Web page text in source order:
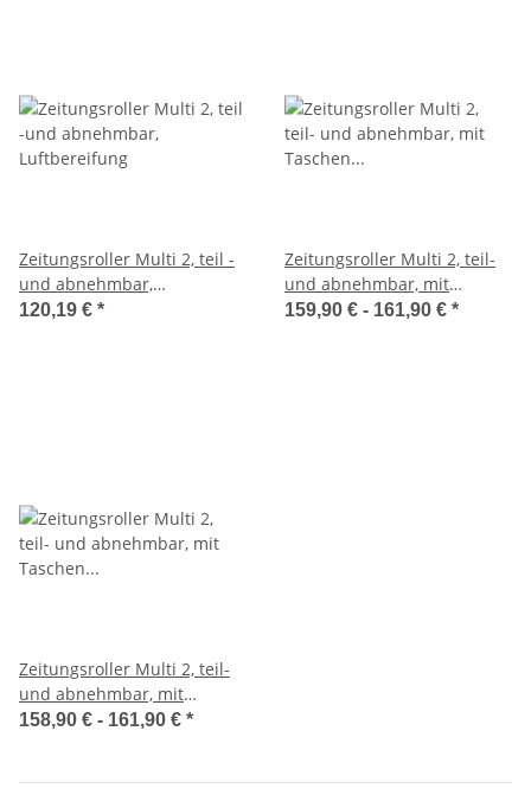
Zeitungsroller Multi 2, teil -
und abnehmbar,
Luftbereifung
120,19 € *
Zeitungsroller Multi 2, teil-
und abnehmbar, mit
Taschen in blau,
159,90 € - 161,90 € *
Zeitungsroller Multi 2, teil-
und abnehmbar, mit
Taschen in rot,
158,90 € - 161,90 € *